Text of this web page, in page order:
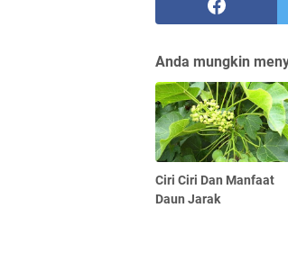
Anda mungkin
Ciri Ciri Dan Manfaat
Daun Jarak